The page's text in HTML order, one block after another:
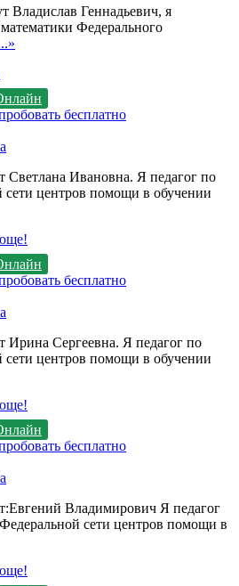
Владислав Геннадьевич, я
Федерального
бесплатно
Светлана Ивановна. Я педагог по
сети центров помощи в обучении
бесплатно
Ирина Сергеевна. Я педагог по
сети центров помощи в обучении
бесплатно
Владимирович Я педагог
сети центров помощи в